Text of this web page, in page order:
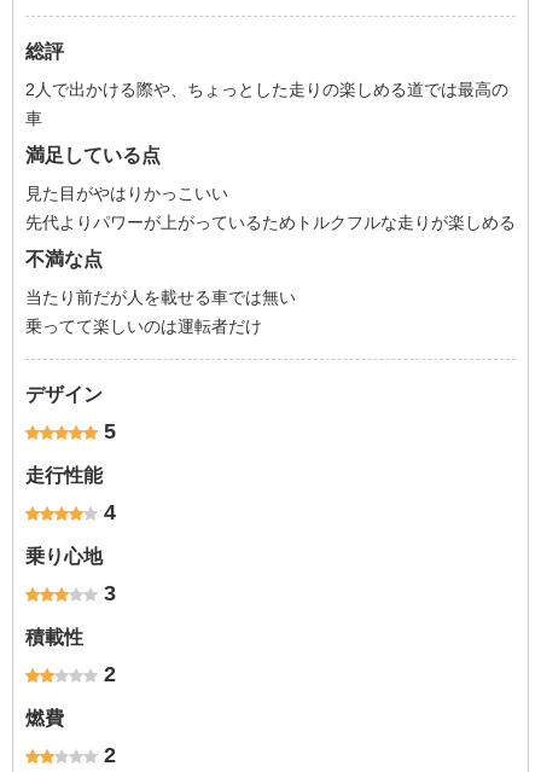
総評
2人で出かける際や、ちょっとした走りの楽しめる道では最高の
車
満足している点
見た目がやはりかっこいい
先代よりパワーが上がっているためトルクフルな走りが楽しめる
不満な点
当たり前だが人を載せる車では無い
乗ってて楽しいのは運転者だけ
デザイン
5
走行性能
4
乗り心地
3
積載性
2
燃費
2